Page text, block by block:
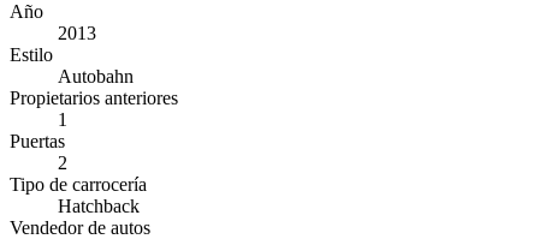
Año
2013
Estilo
Autobahn
Propietarios anteriores
1
Puertas
2
Tipo de carrocería
Hatchback
Vendedor de autos